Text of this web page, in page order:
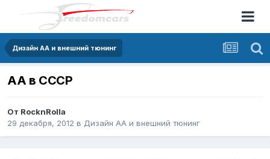
Дизайн АА и внешний тюнинг
АА в СССР
От RocknRolla
29 декабря, 2012 в Дизайн АА и внешний тюнинг